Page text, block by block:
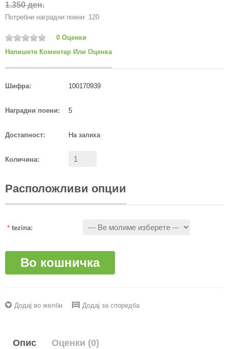
1.350 ден.
Потребни наградни поени: 120
0 Оценки
Напишете Коментар Или Оценка
Шифра: 100170939
Наградни поени: 5
Достапност: На залиха
Количина:
Расположливи опции
* tezina:
Во кошничка
Додај во желби Додај за споредба
Опис Оценки (0)